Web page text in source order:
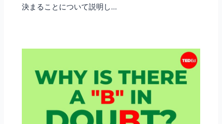
決まることについて説明し…